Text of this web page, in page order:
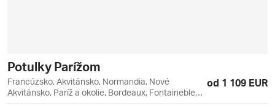
Potulky Parížom
Francúzsko, Akvitánsko, Normandia, Nové
Akvitánsko, Paríž a okolie, Bordeaux, Fontainebleau,
Giverny, Louvre, Montrouge, Paríž, Versailles
od 1 109 EUR